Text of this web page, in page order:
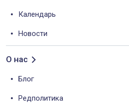
Календарь
Новости
О нас
Блог
Редполитика